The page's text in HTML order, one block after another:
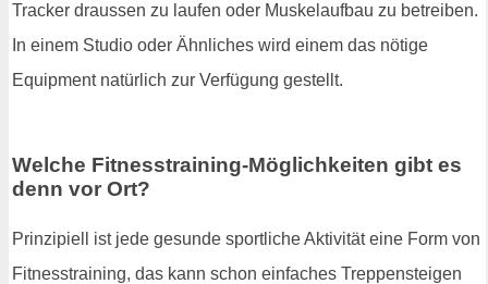
Tracker draussen zu laufen oder Muskelaufbau zu betreiben.
In einem Studio oder Ähnliches wird einem das nötige
Equipment natürlich zur Verfügung gestellt.
Welche Fitnesstraining-Möglichkeiten gibt es
denn vor Ort?
Prinzipiell ist jede gesunde sportliche Aktivität eine Form von
Fitnesstraining, das kann schon einfaches Treppensteigen